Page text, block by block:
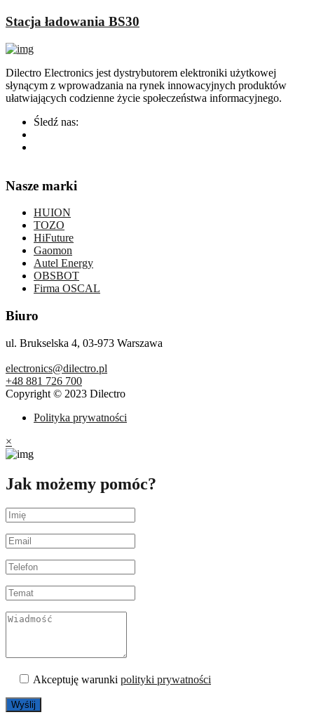
Stacja ładowania BS30
Dilectro Electronics jest dystrybutorem elektroniki użytkowej
słynącym z wprowadzania na rynek innowacyjnych produktów
ułatwiających codzienne życie społeczeństwa informacyjnego.
Śledź nas:
Nasze marki
HUION
TOZO
HiFuture
Gaomon
Autel Energy
OBSBOT
Firma OSCAL
Biuro
ul. Brukselska 4, 03-973 Warszawa
electronics@dilectro.pl
+48 881 726 700
Copyright © 2023 Dilectro
Polityka prywatności
×
Jak możemy pomóc?
Akceptuję warunki polityki prywatności